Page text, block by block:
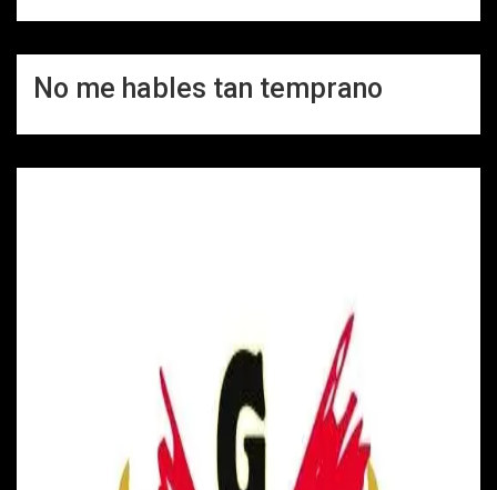
No me hables tan temprano